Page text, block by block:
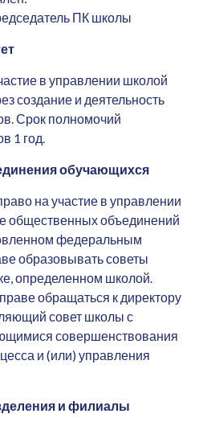
ПК школы
в управлении школой
создание и деятельность
Срок полномочий
1 год.
обучающихся
на участие в управлении
общественных объединений
федеральным
образовывать советы
определенном школой.
обращаться к директору
совет школы с
совершенствования
и (или) управления
и филиалы